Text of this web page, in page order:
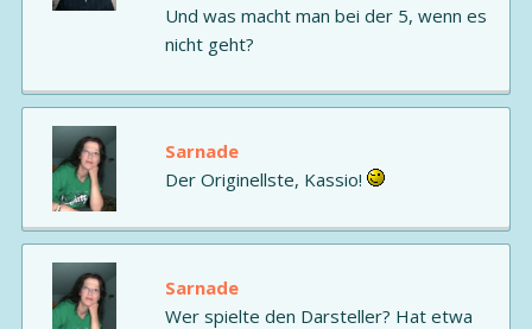
Und was macht man bei der 5, wenn es
nicht geht?
Sarnade
Der Originellste, Kassio!
Sarnade
Wer spielte den Darsteller? Hat etwa